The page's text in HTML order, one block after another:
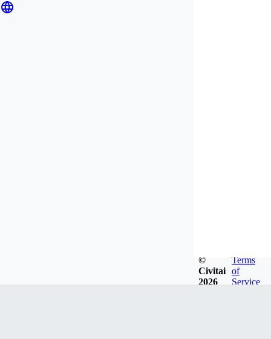
©
Civitai
2026
Terms
of
Service